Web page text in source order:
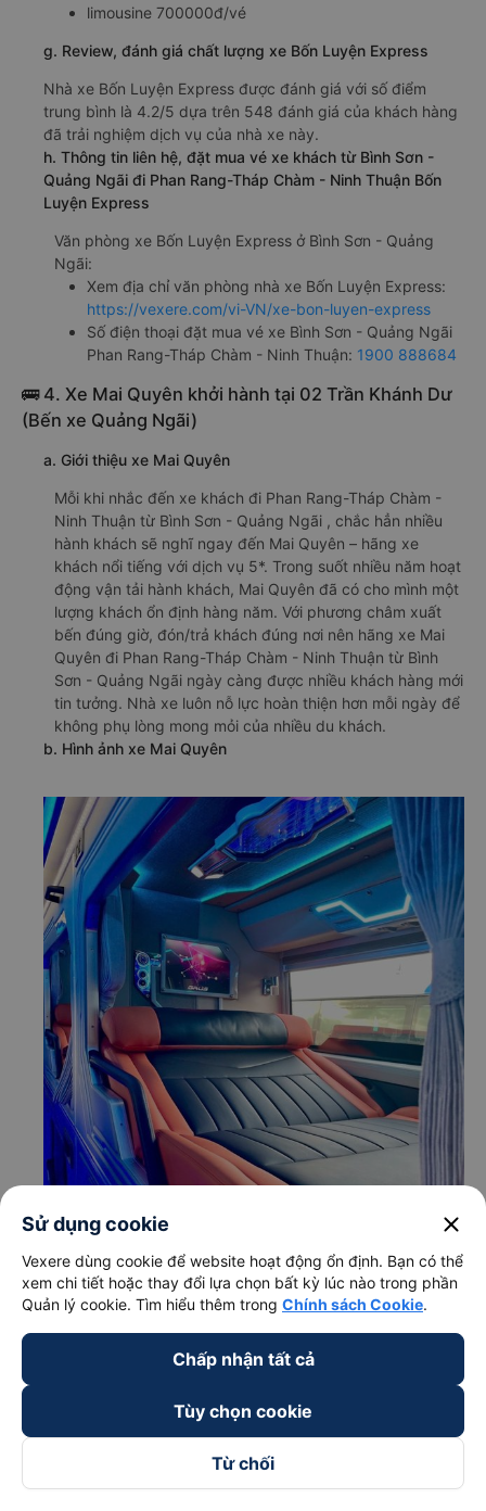
limousine 700000đ/vé
g. Review, đánh giá chất lượng xe Bốn Luyện Express
Nhà xe Bốn Luyện Express được đánh giá với số điểm
trung bình là 4.2/5 dựa trên 548 đánh giá của khách hàng
đã trải nghiệm dịch vụ của nhà xe này.
h. Thông tin liên hệ, đặt mua vé xe khách từ Bình Sơn -
Quảng Ngãi đi Phan Rang-Tháp Chàm - Ninh Thuận Bốn
Luyện Express
Văn phòng xe Bốn Luyện Express ở Bình Sơn - Quảng
Ngãi:
Xem địa chỉ văn phòng nhà xe Bốn Luyện Express:
https://vexere.com/vi-VN/xe-bon-luyen-express
Số điện thoại đặt mua vé xe Bình Sơn - Quảng Ngãi
Phan Rang-Tháp Chàm - Ninh Thuận: 1900 888684
🚌 4. Xe Mai Quyên khởi hành tại 02 Trần Khánh Dư
(Bến xe Quảng Ngãi)
a. Giới thiệu xe Mai Quyên
Mỗi khi nhắc đến xe khách đi Phan Rang-Tháp Chàm -
Ninh Thuận từ Bình Sơn - Quảng Ngãi , chắc hẳn nhiều
hành khách sẽ nghĩ ngay đến Mai Quyên – hãng xe
khách nổi tiếng với dịch vụ 5*. Trong suốt nhiều năm hoạt
động vận tải hành khách, Mai Quyên đã có cho mình một
lượng khách ổn định hàng năm. Với phương châm xuất
bến đúng giờ, đón/trả khách đúng nơi nên hãng xe Mai
Quyên đi Phan Rang-Tháp Chàm - Ninh Thuận từ Bình
Sơn - Quảng Ngãi ngày càng được nhiều khách hàng mới
tin tưởng. Nhà xe luôn nỗ lực hoàn thiện hơn mỗi ngày để
không phụ lòng mong mỏi của nhiều du khách.
b. Hình ảnh xe Mai Quyên
c. Lộ trình, giờ khởi hành và giờ kết thúc của xe khách Mai
Giờ xuất phát ở Bình Sơn - Quảng Ngãi: 05:00, 08:10
Giờ đến nơi ở Phan Rang-Tháp Chàm - Ninh Thuận:
Sử dụng cookie close
Vexere dùng cookie để website hoạt động ổn định. Bạn có thể
xem chi tiết hoặc thay đổi lựa chọn bất kỳ lúc nào trong phần
Quản lý cookie. Tìm hiểu thêm trong Chính sách Cookie.
Chấp nhận tất cả
Tùy chọn cookie
Từ chối